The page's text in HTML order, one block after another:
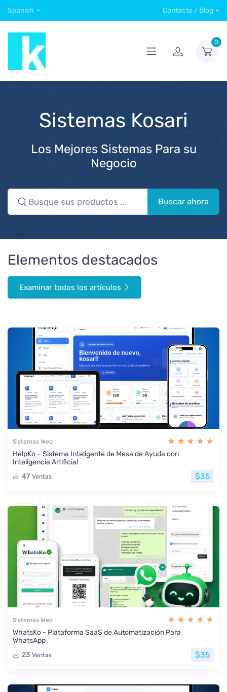
Spanish Contacto / Blog
0
Sistemas Kosari
Los Mejores Sistemas Para su
Negocio
Buscar ahora
Elementos destacados
Examinar todos los artículos
Sistemas Web
HelpKo – Sistema Inteligente de Mesa de Ayuda con
Inteligencia Artificial
47 Ventas $35
Sistemas Web
WhatsKo - Plataforma SaaS de Automatización Para
WhatsApp
23 Ventas $35